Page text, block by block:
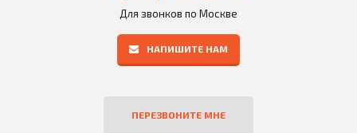
Для звонков по Москве
НАПИШИТЕ НАМ
ПЕРЕЗВОНИТЕ МНЕ